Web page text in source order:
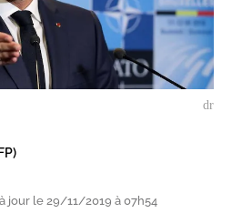
dr
jour le 29/11/2019 à 07h54